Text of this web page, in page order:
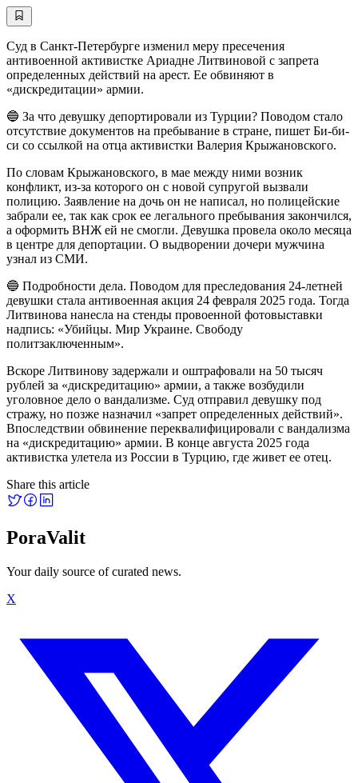
Суд в Санкт-Петербурге изменил меру пресечения
антивоенной активистке Ариадне Литвиновой с запрета
определенных действий на арест. Ее обвиняют в
«дискредитации» армии.
🔵 За что девушку депортировали из Турции? Поводом стало
отсутствие документов на пребывание в стране, пишет Би-би-
си со ссылкой на отца активистки Валерия Крыжановского.
По словам Крыжановского, в мае между ними возник
конфликт, из-за которого он с новой супругой вызвали
полицию. Заявление на дочь он не написал, но полицейские
забрали ее, так как срок ее легального пребывания закончился,
а оформить ВНЖ ей не смогли. Девушка провела около месяца
в центре для депортации. О выдворении дочери мужчина
узнал из СМИ.
🔵 Подробности дела. Поводом для преследования 24-летней
девушки стала антивоенная акция 24 февраля 2025 года. Тогда
Литвинова нанесла на стенды провоенной фотовыставки
надпись: «Убийцы. Мир Украине. Свободу
политзаключенным».
Вскоре Литвинову задержали и оштрафовали на 50 тысяч
рублей за «дискредитацию» армии, а также возбудили
уголовное дело о вандализме. Суд отправил девушку под
стражу, но позже назначил «запрет определенных действий».
Впоследствии обвинение переквалифицировали с вандализма
на «дискредитацию» армии. В конце августа 2025 года
активистка улетела из России в Турцию, где живет ее отец.
Share this article
PoraValit
Your daily source of curated news.
X